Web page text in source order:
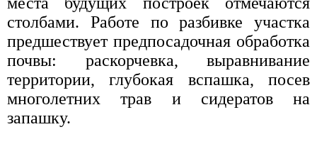
столбами. Работе по разбивке участка
предшествует предпосадочная обработка
почвы: раскорчевка, выравнивание
территории, глубокая вспашка, посев
многолетних трав и сидератов на
запашку.